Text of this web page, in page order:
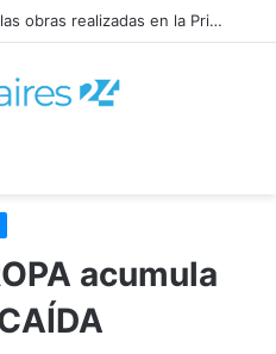
Magdalena Sierra recorrió las obras realizadas en la Primaria 36
acumula